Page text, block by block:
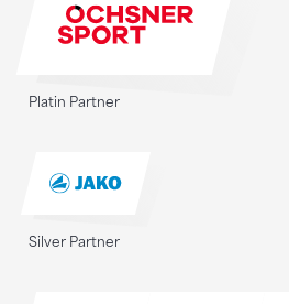
Platin Partner
Silver Partner